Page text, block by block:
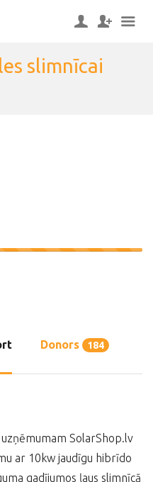
slimnīcai
Donors 184
SolarShop.lv
ar 10kw jaudīgu hibrīdo
gadījumos ļaus slimnīcā